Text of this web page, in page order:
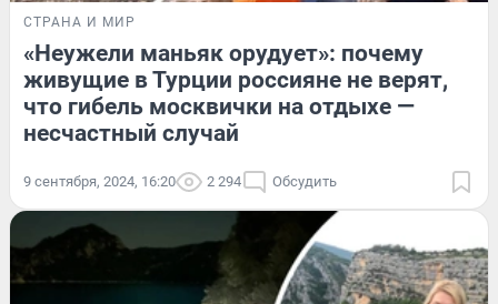
СТРАНА И МИР
«Неужели маньяк орудует»: почему
живущие в Турции россияне не верят,
что гибель москвички на отдыхе —
несчастный случай
9 сентября, 2024, 16:20 2 294 Обсудить